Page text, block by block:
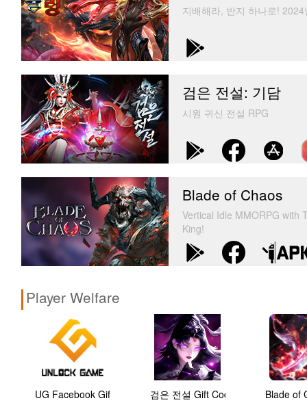
지배해라, 반지 하나로!
검은 전설: 기담
시원 귀신 전설 RPG
Blade of Chaos
Vertical Idle MMORPG with
King!
Player Welfare
UG Facebook Gift Code
검은 전설 Gift Code
Blade of